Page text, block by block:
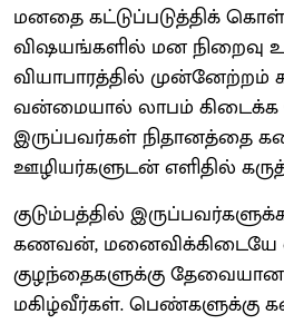
மனதை கட்டுப்படுத்திக்
விஷயங்களில் மன நிறைவு
வியாபாரத்தில் முன்னேற்றம்
வன்மையால் லாபம் கிடைக்க
இருப்பவர்கள் நிதானத்தை
ஊழியர்களுடன் எளிதில்
குடும்பத்தில்
கணவன், மனைவிக்கிடையே
குழந்தைகளுக்கு
மகிழ்வீர்கள். பெண்களுக்கு